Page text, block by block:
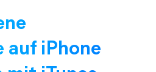
auf iPhone